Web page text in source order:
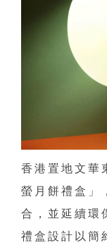
香港置地文華
螢月餅禮盒」
合，並延續環
禮盒設計以簡